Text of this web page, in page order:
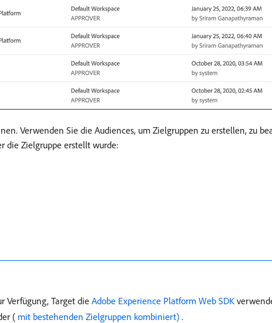
Verwenden Sie die Audiences, um Zielgruppen zu erstellen, zu
die Zielgruppe erstellt wurde:
Verfügung, Target die Adobe Experience Platform Web SDK
( ​ mit bestehenden Zielgruppen kombiniert) ​ .